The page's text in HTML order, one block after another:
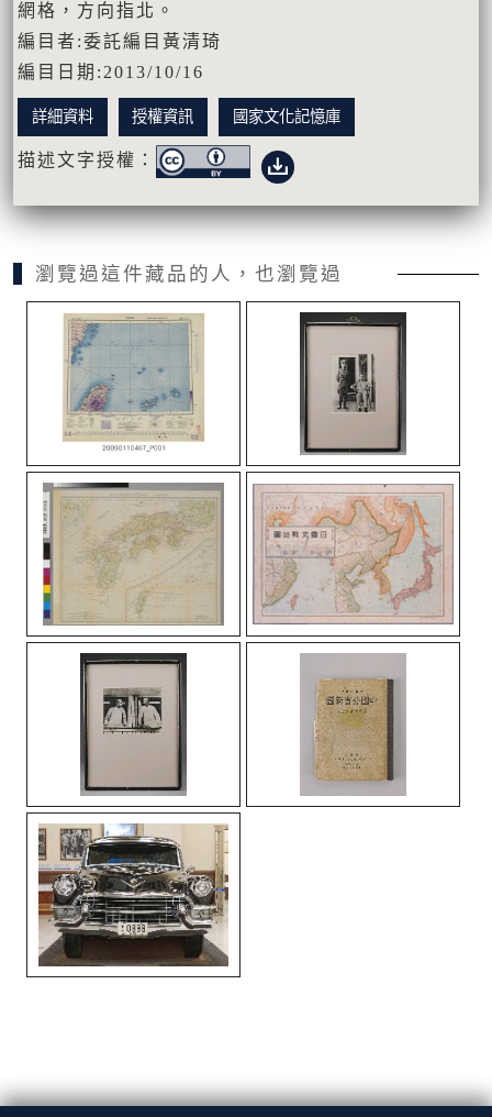
網格，方向指北。
編目者:委託編目黃清琦
編目日期:2013/10/16
詳細資料 授權資訊 國家文化記憶庫
描述文字授權：
瀏覽過這件藏品的人，也瀏覽過